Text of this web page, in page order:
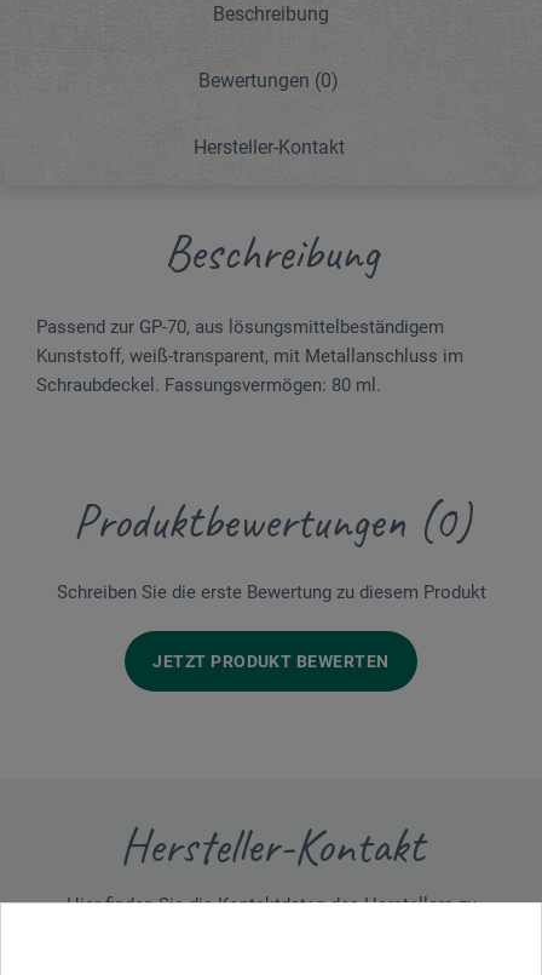
Beschreibung
Bewertungen (0)
Hersteller-Kontakt
Beschreibung
Passend zur GP-70, aus lösungsmittelbeständigem
Kunststoff, weiß-transparent, mit Metallanschluss im
Schraubdeckel. Fassungsvermögen: 80 ml.
Produktbewertungen (0)
Schreiben Sie die erste Bewertung zu diesem Produkt
JETZT PRODUKT BEWERTEN
Hersteller-Kontakt
Hier finden Sie die Kontaktdaten des Herstellers zu